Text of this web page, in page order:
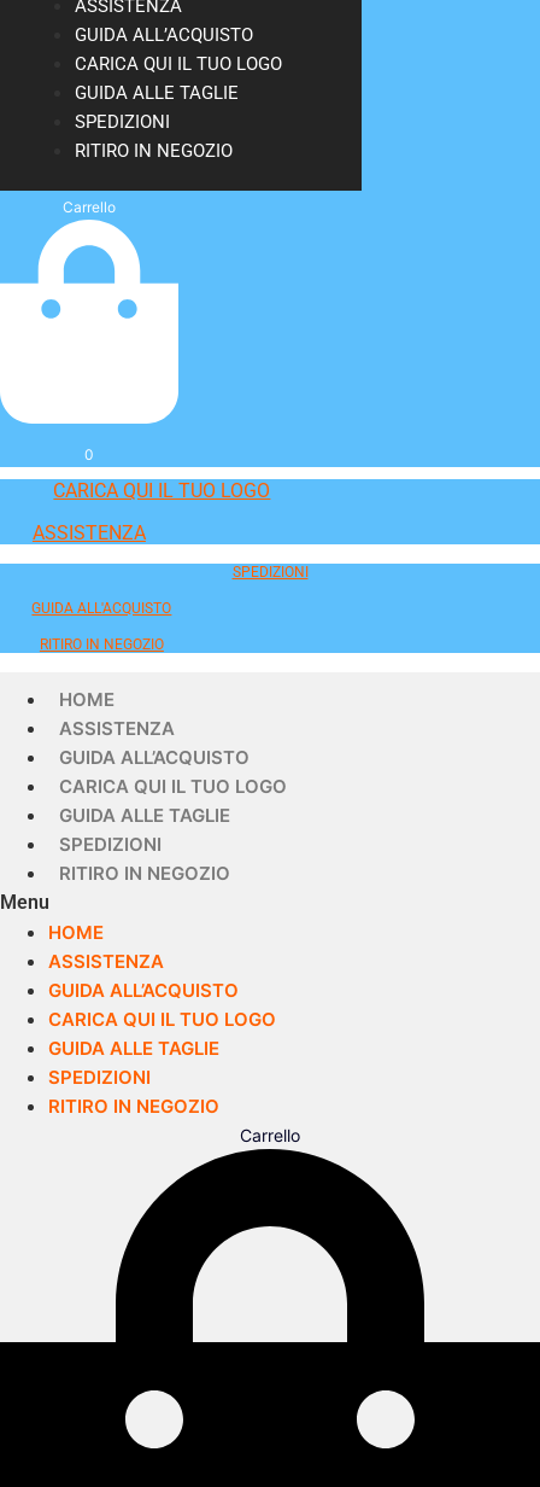
ASSISTENZA
GUIDA ALL’ACQUISTO
CARICA QUI IL TUO LOGO
GUIDA ALLE TAGLIE
SPEDIZIONI
RITIRO IN NEGOZIO
Carrello
0
CARICA QUI IL TUO LOGO
ASSISTENZA
SPEDIZIONI
GUIDA ALL'ACQUISTO
RITIRO IN NEGOZIO
HOME
ASSISTENZA
GUIDA ALL’ACQUISTO
CARICA QUI IL TUO LOGO
GUIDA ALLE TAGLIE
SPEDIZIONI
RITIRO IN NEGOZIO
Menu
HOME
ASSISTENZA
GUIDA ALL’ACQUISTO
CARICA QUI IL TUO LOGO
GUIDA ALLE TAGLIE
SPEDIZIONI
RITIRO IN NEGOZIO
Carrello